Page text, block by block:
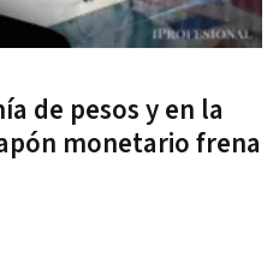
de pesos y en la
monetario frena